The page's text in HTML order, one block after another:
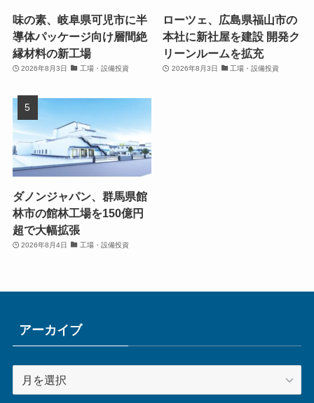
味の素、岐阜県可児市に半
導体パッケージ向け層間絶
縁材料の新工場
2026年8月3日 工場・設備投資
ローツェ、広島県福山市の
本社に新社屋を建設 開発ク
リーンルームを拡充
2026年8月3日 工場・設備投資
ダノンジャパン、群馬県館
林市の館林工場を150億円
超で大幅拡張
2026年8月4日 工場・設備投資
アーカイブ
ー